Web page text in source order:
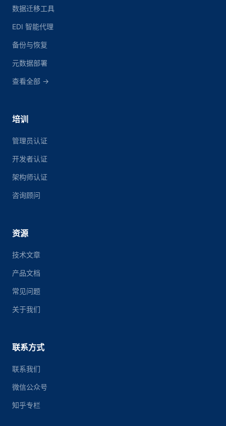
数据迁移工具
EDI 智能代理
备份与恢复
元数据部署
查看全部 →
培训
管理员认证
开发者认证
架构师认证
咨询顾问
资源
技术文章
产品文档
常见问题
关于我们
联系方式
联系我们
微信公众号
知乎专栏